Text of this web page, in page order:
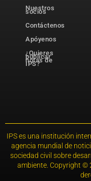
Nuestros
socios
Contáctenos
Apóyenos
¿Quieres
publicar
notas de
IPS?
IPS es una institución
agencia mundial de
sociedad civil sobre
ambiente. Copyright ©